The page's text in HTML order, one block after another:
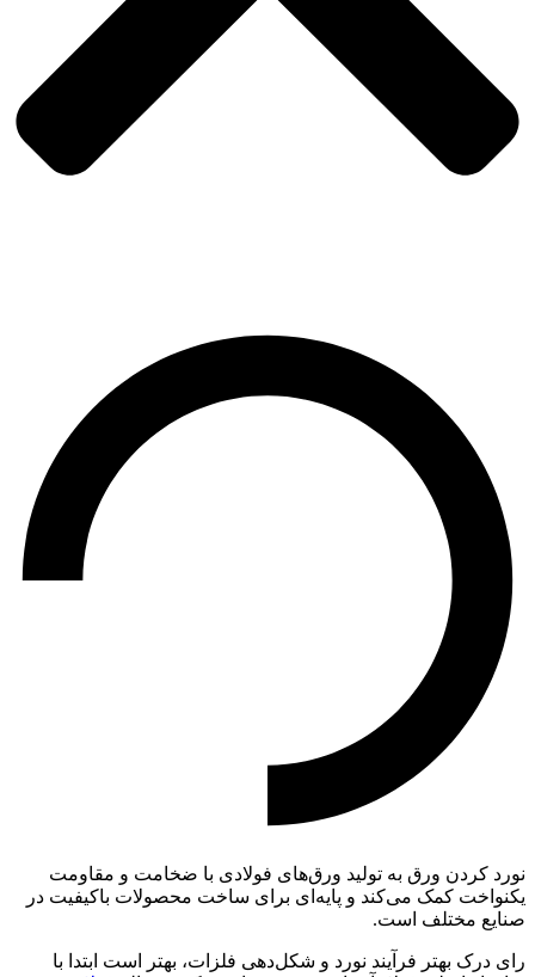
نورد کردن ورق به تولید ورق‌های فولادی با ضخامت و مقاومت
یکنواخت کمک می‌کند و پایه‌ای برای ساخت محصولات باکیفیت در
صنایع مختلف است.
رای درک بهتر فرآیند نورد و شکل‌دهی فلزات، بهتر است ابتدا با